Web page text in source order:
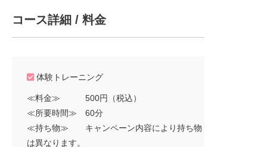
コース詳細 / 料金
体験トレーニング
≪料金≫ 500円（税込）
≪所要時間≫ 60分
≪持ち物≫ キャンペーン内容により持ち物
は異なります。